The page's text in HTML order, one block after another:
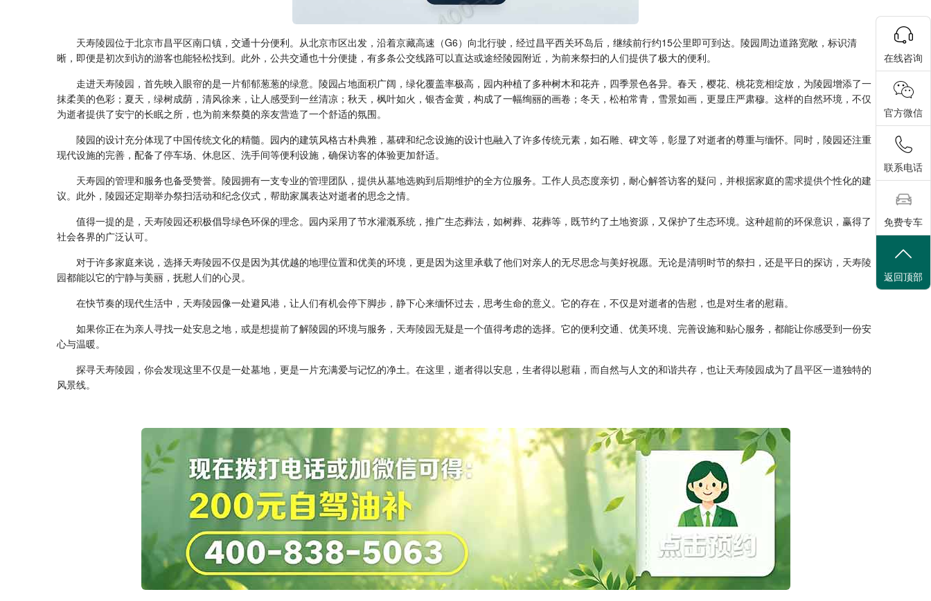
天寿陵园位于北京市昌平区南口镇，交通十分便利。从北京市区出发，沿着京藏高速（G6）向北行驶，经过昌平西关环岛后，继续前行约15公里即可到达。陵园周边道路宽敞，标识清
晰，即便是初次到访的游客也能轻松找到。此外，公共交通也十分便捷，有多条公交线路可以直达或途经陵园附近，为前来祭扫的人们提供了极大的便利。
走进天寿陵园 ，首先映入眼帘的是一片郁郁葱葱的绿意。陵园占地面积广阔，绿化覆盖率极高，园内种植了多种树木和花卉，四季景色各异。春天，樱花、桃花竞相绽放，为陵园增添了一
抹柔美的色彩；夏天，绿树成荫，清风徐来，让人感受到一丝清凉；秋天，枫叶如火，银杏金黄，构成了一幅绚丽的画卷；冬天，松柏常青，雪景如画，更显庄严肃穆。这样的自然环境，不仅
为逝者提供了安宁的长眠之所，也为前来祭奠的亲友营造了一个舒适的氛围。
陵园的设计充分体现了中国传统文化的精髓。园内的建筑风格古朴典雅，墓碑和纪念设施的设计也融入了许多传统元素，如石雕、碑文等，彰显了对逝者的尊重与缅怀。同时，陵园还注重
现代设施的完善，配备了停车场、休息区、洗手间等便利设施，确保访客的体验更加舒适。
天寿园的管理和服务也备受赞誉。陵园拥有一支专业的管理团队，提供从墓地选购到后期维护的全方位服务。工作人员态度亲切，耐心解答访客的疑问，并根据家庭的需求提供个性化的建
议。此外，陵园还定期举办祭扫活动和纪念仪式，帮助家属表达对逝者的思念之情。
值得一提的是， 天寿陵园还积极倡导绿色环保的理念。园内采用了节水灌溉系统，推广生态葬法，如树葬、花葬等，既节约了土地资源，又保护了生态环境。这种超前的环保意识，赢得了
社会各界的广泛认可。
对于许多家庭来说，选择天寿陵园不仅是因为其优越的地理位置和优美的环境，更是因为这里承载了他们对亲人的无尽思念与美好祝愿。无论是清明时节的祭扫，还是平日的探访， 天寿陵
园都能以它的宁静与美丽，抚慰人们的心灵。
在快节奏的现代生活中， 天寿陵园像一处避风港，让人们有机会停下脚步，静下心来缅怀过去，思考生命的意义。它的存在，不仅是对逝者的告慰，也是对生者的慰藉。
如果你正在为亲人寻找一处安息之地，或是想提前了解陵园的环境与服务， 天寿陵园无疑是一个值得考虑的选择。它的便利交通、优美环境、完善设施和贴心服务，都能让你感受到一份安
心与温暖。
探寻天寿陵园 ，你会发现这里不仅是一处墓地，更是一片充满爱与记忆的净土。在这里，逝者得以安息，生者得以慰藉，而自然与人文的和谐共存，也让天寿陵园成为了昌平区一道独特的
风景线。
在线咨询
官方微信
联系电话
免费专车
返回顶部